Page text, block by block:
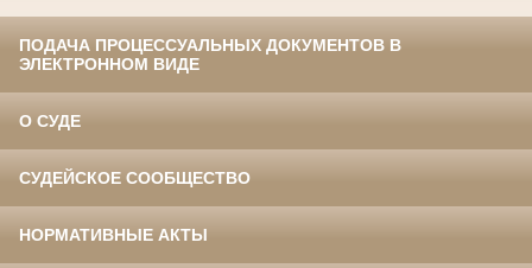
ПОДАЧА ПРОЦЕССУАЛЬНЫХ ДОКУМЕНТОВ В
ЭЛЕКТРОННОМ ВИДЕ
О СУДЕ
СУДЕЙСКОЕ СООБЩЕСТВО
НОРМАТИВНЫЕ АКТЫ